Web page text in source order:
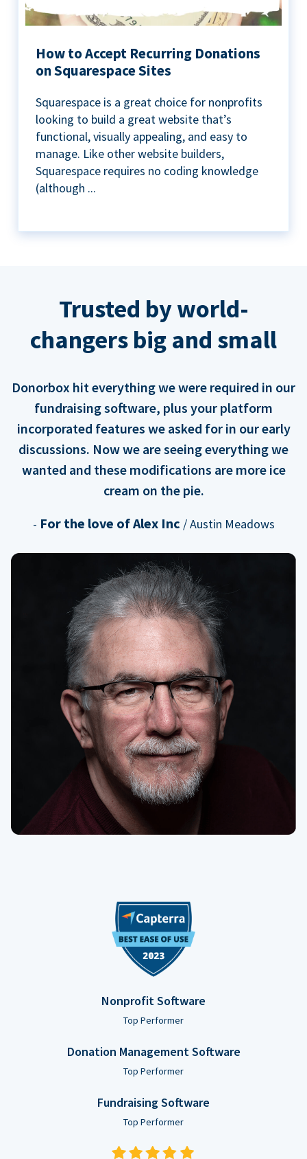
How to Accept Recurring Donations
on Squarespace Sites
Squarespace is a great choice for nonprofits
looking to build a great website that’s
functional, visually appealing, and easy to
manage. Like other website builders,
Squarespace requires no coding knowledge
(although ...
Trusted by world-
changers big and small
Donorbox hit everything we were required in our
fundraising software, plus your platform
incorporated features we asked for in our early
discussions. Now we are seeing everything we
wanted and these modifications are more ice
cream on the pie.
- For the love of Alex Inc / Austin Meadows
Nonprofit Software
Top Performer
Donation Management Software
Top Performer
Fundraising Software
Top Performer